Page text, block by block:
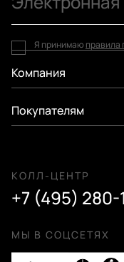
Компания
Покупателям
КОЛЛ-ЦЕНТР
+7 (495)
МЫ В СОЦСЕТЯХ
Я принимаю правила